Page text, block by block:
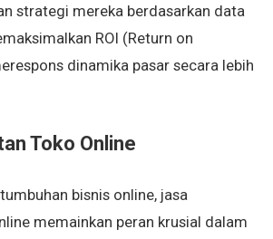
strategi mereka berdasarkan data
ROI (Return on
dinamika pasar secara lebih
Toko Online
bisnis online, jasa
memainkan peran krusial dalam